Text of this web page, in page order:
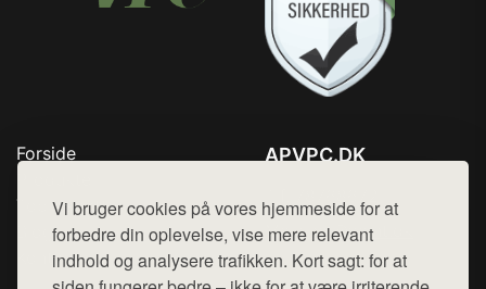
Vi bruger cookies på vores hjemmeside for at
forbedre din oplevelse, vise mere relevant
indhold og analysere trafikken. Kort sagt: for at
Forside
Top Rabatter
Blog
Kontakt
APVPC.DK
Mail: hej@want.dk
Cookie- og privatlivspolitik